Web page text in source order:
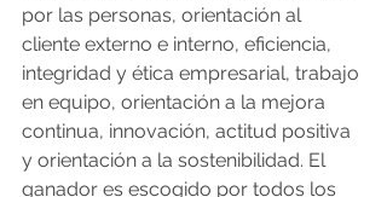
por las personas, orientación al
cliente externo e interno, eficiencia,
integridad y ética empresarial, trabajo
en equipo, orientación a la mejora
continua, innovación, actitud positiva
y orientación a la sostenibilidad. El
ganador es escogido por todos los